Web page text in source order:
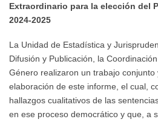
Extraordinario para la elección del
2024-2025
La Unidad de Estadística y
Difusión y Publicación, la
Género realizaron un trabajo conjunto
elaboración de este informe, el cual,
hallazgos cualitativos de las
en ese proceso democrático y que, a